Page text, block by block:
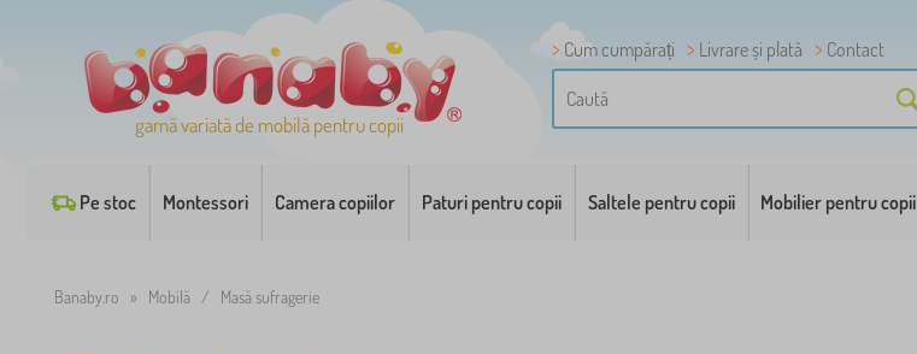
gamă variată de mobilă pentru copii
Cum cumpărați Livrare și plată
Contact
Pe stoc Montessori Camera copiilor Paturi pentru copii Saltele pentru copii Mobilier pentru copii
Banaby.ro » Mobilă / Masă sufragerie